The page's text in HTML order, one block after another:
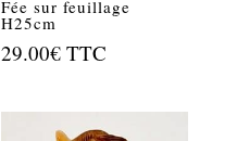
Fée sur feuillage
H25cm
29.00€ TTC